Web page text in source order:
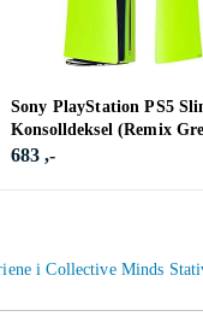
Sony PlayStation PS5
Konsolldeksel (Remix
683 ,-
i Collective Minds